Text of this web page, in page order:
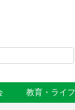
教育・ライフ